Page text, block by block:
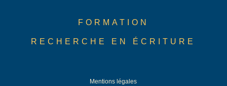
FORMATION
RECHERCHE EN ÉCRITURE
Mentions légales